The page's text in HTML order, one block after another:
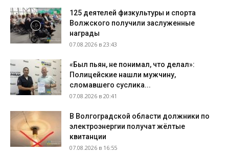
125 деятелей физкультуры и спорта
Волжского получили заслуженные
награды
07.08.2026 в 23:43
«Был пьян, не понимал, что делал»:
Полицейские нашли мужчину,
сломавшего суслика...
07.08.2026 в 20:41
В Волгоградской области должники по
электроэнергии получат жёлтые
квитанции
07.08.2026 в 16:55